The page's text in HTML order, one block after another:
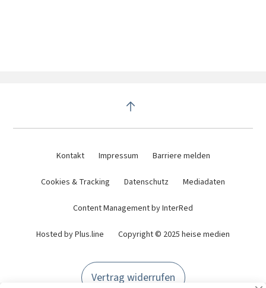
Kontakt Impressum Barriere melden
Cookies & Tracking Datenschutz Mediadaten
Content Management by InterRed
Hosted by Plus.line Copyright © 2025 heise medien
Vertrag widerrufen